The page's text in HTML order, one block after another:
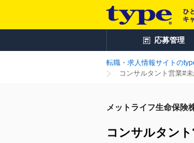
応募管理
転職・求人情報サイトの
コンサルタント営業#
メットライフ生命保
コンサルタン